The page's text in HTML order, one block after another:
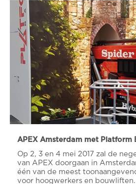
APEX Amsterdam met Platform
Op 2, 3 en 4 mei 2017 zal de
van APEX doorgaan in
één van de meest
voor hoogwerkers en bouwliften.